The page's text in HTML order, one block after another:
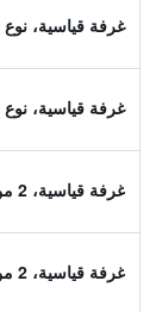
غرفة قياسية،
غرفة قياسية،
غرفة قياسية، 2 من الأسرّة المزدوجة
غرفة قياسية، 2 من الأسرّة المزدوجة